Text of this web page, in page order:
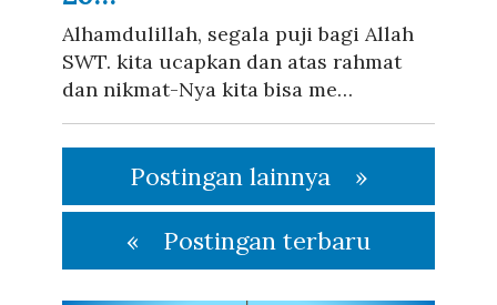
Alhamdulillah, segala puji bagi Allah
SWT. kita ucapkan dan atas rahmat
dan nikmat-Nya kita bisa me…
Postingan lainnya
Postingan terbaru